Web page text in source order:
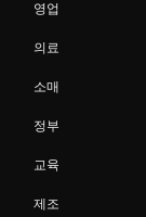
영업
의료
소매
정부
교육
제조